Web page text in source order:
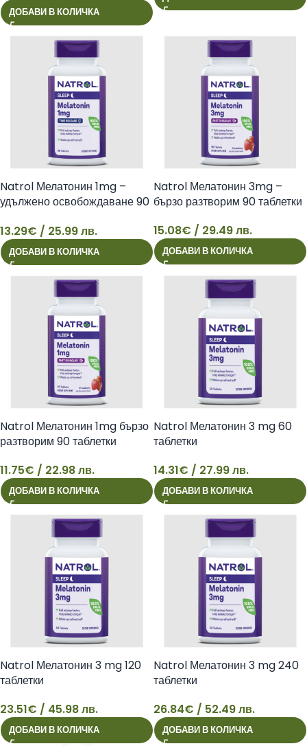
ДОБАВИ В КОЛИЧКА
13
Natrol Мелатонин 1mg –
удължено освобождаване 90
13.29€ / 25.99 лв.
ДОБАВИ В КОЛИЧКА
15
Natrol Мелатонин 3mg –
бързо разтворим 90 таблетки
15.08€ / 29.49 лв.
ДОБАВИ В КОЛИЧКА
11
Natrol Мелатонин 1mg бързо
разтворим 90 таблетки
11.75€ / 22.98 лв.
ДОБАВИ В КОЛИЧКА
14
Natrol Мелатонин 3 mg 60
таблетки
14.31€ / 27.99 лв.
ДОБАВИ В КОЛИЧКА
23
Natrol Мелатонин 3 mg 120
таблетки
23.51€ / 45.98 лв.
ДОБАВИ В КОЛИЧКА
26
Natrol Мелатонин 3 mg 240
таблетки
26.84€ / 52.49 лв.
ДОБАВИ В КОЛИЧКА